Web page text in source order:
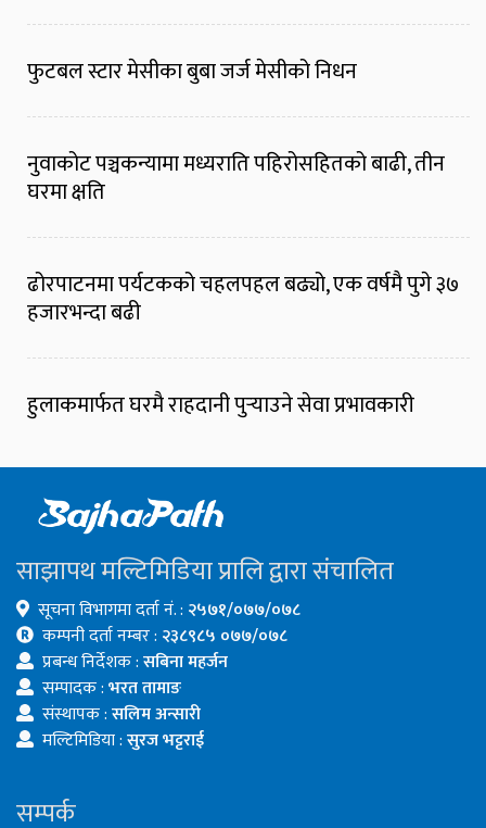
फुटबल स्टार मेसीका बुबा जर्ज मेसीको निधन
नुवाकोट पञ्चकन्यामा मध्यराति पहिरोसहितको बाढी, तीन
घरमा क्षति
ढोरपाटनमा पर्यटकको चहलपहल बढ्यो, एक वर्षमै पुगे ३७
हजारभन्दा बढी
हुलाकमार्फत घरमै राहदानी पुर्‍याउने सेवा प्रभावकारी
साझापथ मल्टिमिडिया प्रालि द्वारा संचालित
सूचना विभागमा दर्ता नं. : २५७१/०७७/०७८
कम्पनी दर्ता नम्बर : २३८९८५ ०७७/०७८
प्रबन्ध निर्देशक :सबिना महर्जन
सम्पादक :भरत तामाङ
संस्थापक :सलिम अन्सारी
मल्टिमिडिया :सुरज भट्टराई
सम्पर्क